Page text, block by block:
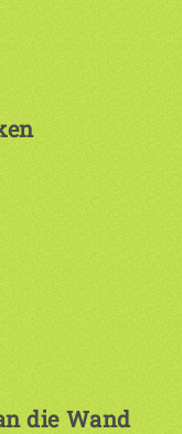
die Wand